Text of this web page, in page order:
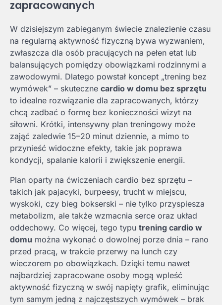
zapracowanych
W dzisiejszym zabieganym świecie znalezienie czasu
na regularną aktywność fizyczną bywa wyzwaniem,
zwłaszcza dla osób pracujących na pełen etat lub
balansujących pomiędzy obowiązkami rodzinnymi a
zawodowymi. Dlatego powstał koncept „trening bez
wymówek” – skuteczne cardio w domu bez sprzętu
to idealne rozwiązanie dla zapracowanych, którzy
chcą zadbać o formę bez konieczności wizyt na
siłowni. Krótki, intensywny plan treningowy może
zająć zaledwie 15–20 minut dziennie, a mimo to
przynieść widoczne efekty, takie jak poprawa
kondycji, spalanie kalorii i zwiększenie energii.
Plan oparty na ćwiczeniach cardio bez sprzętu –
takich jak pajacyki, burpeesy, trucht w miejscu,
wyskoki, czy bieg bokserski – nie tylko przyspiesza
metabolizm, ale także wzmacnia serce oraz układ
oddechowy. Co więcej, tego typu trening cardio w
domu można wykonać o dowolnej porze dnia – rano
przed pracą, w trakcie przerwy na lunch czy
wieczorem po obowiązkach. Dzięki temu nawet
najbardziej zapracowane osoby mogą wpleść
aktywność fizyczną w swój napięty grafik, eliminując
tym samym jedną z najczęstszych wymówek – brak